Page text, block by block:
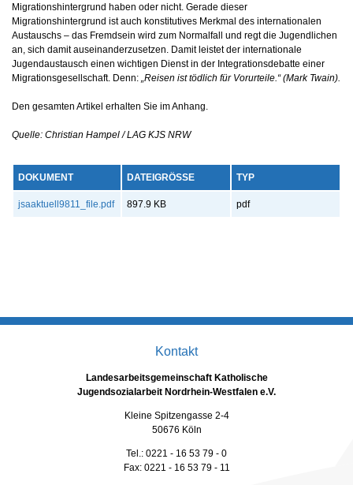
Migrationshintergrund haben oder nicht. Gerade dieser
Migrationshintergrund ist auch konstitutives Merkmal des internationalen
Austauschs – das Fremdsein wird zum Normalfall und regt die Jugendlichen
an, sich damit auseinanderzusetzen. Damit leistet der internationale
Jugendaustausch einen wichtigen Dienst in der Integrationsdebatte einer
Migrationsgesellschaft. Denn: „Reisen ist tödlich für Vorurteile.“ (Mark Twain).
Den gesamten Artikel erhalten Sie im Anhang.
Quelle: Christian Hampel / LAG KJS NRW
DOKUMENT DATEIGRÖSSE TYP
jsaaktuell9811_file.pdf 897.9 KB pdf
Kontakt
Landesarbeitsgemeinschaft Katholische
Jugendsozialarbeit Nordrhein-Westfalen e.V.
Kleine Spitzengasse 2-4
50676 Köln
Tel.: 0221 - 16 53 79 - 0
Fax: 0221 - 16 53 79 - 11